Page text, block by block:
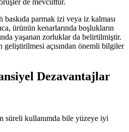
de mevcuttur.
baskıda parmak izi veya iz kalması
ürünün kenarlarında boşlukların
yaşanan zorluklar da belirtilmiştir.
açısından önemli bilgiler
Dezavantajlar
süreli kullanımda bile yüzeye iyi